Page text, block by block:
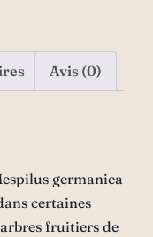
Avis (0)
germanica
certaines
fruitiers de